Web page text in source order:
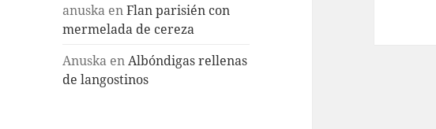
anuska enFlan parisién con
mermelada de cereza
Anuska enAlbóndigas rellenas
de langostinos